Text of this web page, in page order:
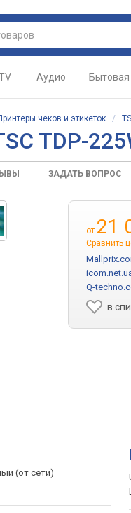
Аудио Бытовая
чеков и этикеток /
TDP-
ЗАДАТЬ ВОПРОС
от 21
Сравнить
Q-
в
(от сети)